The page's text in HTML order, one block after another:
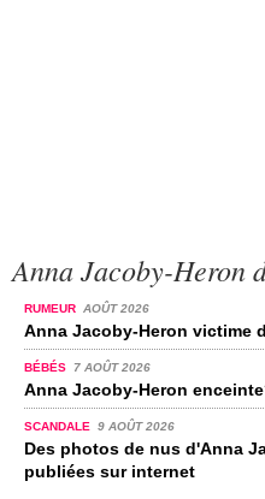
Anna Jacoby-Heron
RUMEUR AOÛT 2026
Anna Jacoby-Heron victime
BÉBÉS 7 AOÛT 2026
Anna Jacoby-Heron
SCANDALE 9 AOÛT 2026
Des photos de nus d'Anna
publiées sur internet